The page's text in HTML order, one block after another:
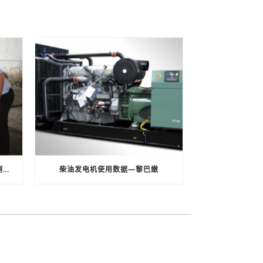
上海龙呈电力工程有限公司尾气检测报告 柴油发电机使用数据—黎巴嫩